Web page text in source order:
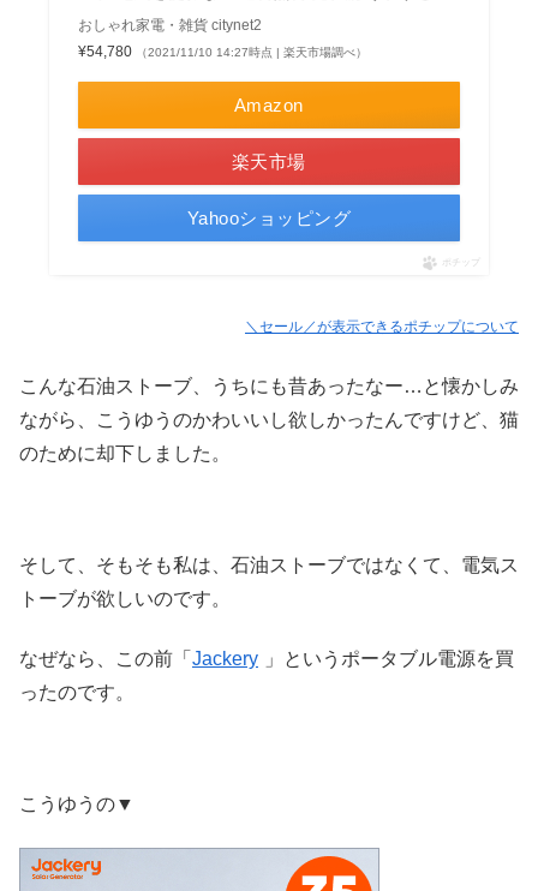
おしゃれ家電・雑貨 citynet2
¥54,780
（2021/11/10 14:27時点 | 楽天市場調べ）
Amazon
楽天市場
Yahooショッピング
ポチップ
＼セール／が表示できるポチップについて
こんな石油ストーブ、うちにも昔あったなー…と懐かしみ
ながら、こうゆうのかわいいし欲しかったんですけど、猫
のために却下しました。
そして、そもそも私は、石油ストーブではなくて、電気ス
トーブが欲しいのです。
なぜなら、この前「 Jackery
」というポータブル電源を買
ったのです。
こうゆうの▼